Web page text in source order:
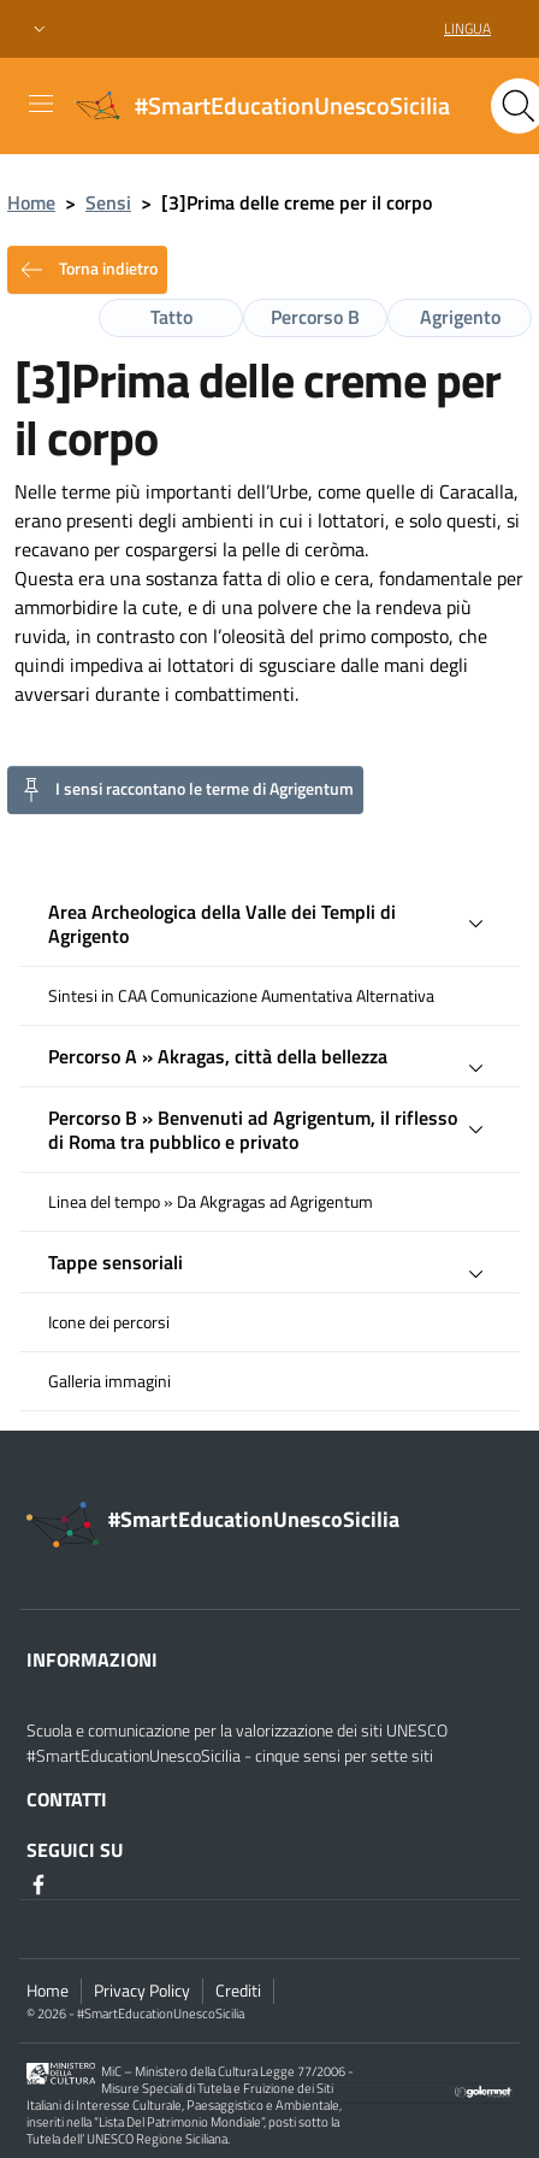
LINGUA
#SmartEducationUnescoSicilia
Home > Sensi > [3]Prima delle creme per il corpo
Torna indietro
Agrigento
Percorso B
Tatto
[3]Prima delle creme per
il corpo
Nelle terme più importanti dell’Urbe, come quelle di Caracalla,
erano presenti degli ambienti in cui i lottatori, e solo questi, si
recavano per cospargersi la pelle di ceròma.
Questa era una sostanza fatta di olio e cera, fondamentale per
ammorbidire la cute, e di una polvere che la rendeva più
ruvida, in contrasto con l’oleosità del primo composto, che
quindi impediva ai lottatori di sgusciare dalle mani degli
avversari durante i combattimenti.
I sensi raccontano le terme di Agrigentum
Area Archeologica della Valle dei Templi di
Agrigento
Sintesi in CAA Comunicazione Aumentativa Alternativa
Percorso A » Akragas, città della bellezza
Percorso B » Benvenuti ad Agrigentum, il riflesso
di Roma tra pubblico e privato
Linea del tempo » Da Akgragas ad Agrigentum
Tappe sensoriali
Icone dei percorsi
Galleria immagini
#SmartEducationUnescoSicilia
INFORMAZIONI
Scuola e comunicazione per la valorizzazione dei siti UNESCO
#SmartEducationUnescoSicilia - cinque sensi per sette siti
CONTATTI
SEGUICI SU
Home Privacy Policy Crediti
© 2026 - #SmartEducationUnescoSicilia
MiC – Ministero della Cultura Legge 77/2006 -
Misure Speciali di Tutela e Fruizione dei Siti
Italiani di Interesse Culturale, Paesaggistico e Ambientale,
inseriti nella “Lista Del Patrimonio Mondiale”, posti sotto la
Tutela dell’ UNESCO Regione Siciliana.